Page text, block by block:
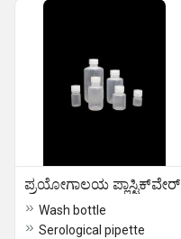
ಪ್ರಯೋಗಾಲಯ ಪ್ಲಾಸ್ಟಿಕ್‌ವೇರ್
Wash bottle
Serological pipette